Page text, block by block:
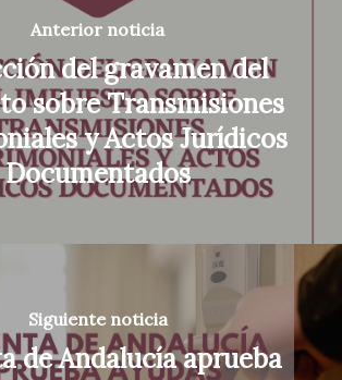
Anterior noticia
del gravamen del
sobre Transmisiones
y Actos Jurídicos
Documentados
Siguiente noticia
de Andalucía aprueba